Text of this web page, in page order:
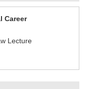
Career
Lecture